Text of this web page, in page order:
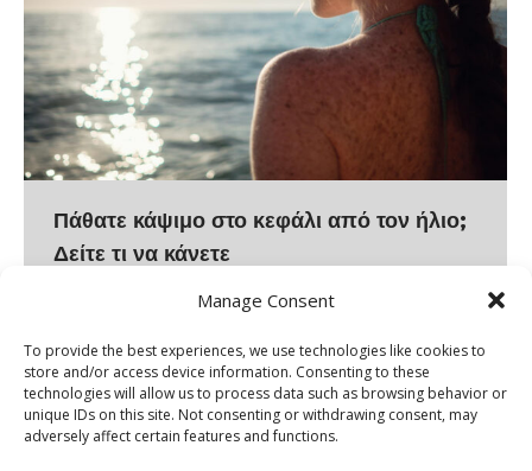
Manage Consent
To provide the best experiences, we use technologies like cookies to
store and/or access device information. Consenting to these
technologies will allow us to process data such as browsing behavior or
unique IDs on this site. Not consenting or withdrawing consent, may
adversely affect certain features and functions.
Πάθατε κάψιμο στο κεφάλι από τον ήλιο;
Δείτε τι να κάνετε
Το κάψιμο στο κεφάλι από τον ήλιο είναι μια από τις
επειδή πολλοί άνθρωποι θεωρούν ότι τα μαλλιά
προσφέρουν επαρκή προστασία στο τριχωτό. Στην
πραγματικότητα, η προστασία αυτή είναι συχνά